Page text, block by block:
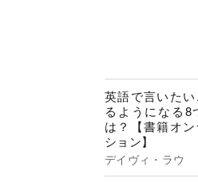
英語で言いた
るようになる8
は？【書籍オ
ション】
デイヴィ・ラウ